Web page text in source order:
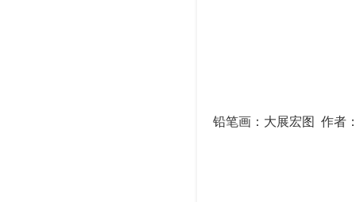
铅笔画：大展宏图 作者